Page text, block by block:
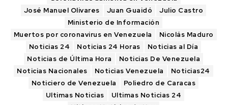
José Manuel Olivares
Juan Guaidó
Julio Castro
Ministerio de Información
Muertos por coronavirus en Venezuela
Nicolás Maduro
Noticias 24
Noticias 24 Horas
Noticias al Día
Noticias de Última Hora
Noticias De Venezuela
Noticias Nacionales
Noticias Venezuela
Noticias24
Noticiero de Venezuela
Poliedro de Caracas
Ultimas Noticias
Ultimas Noticias 24